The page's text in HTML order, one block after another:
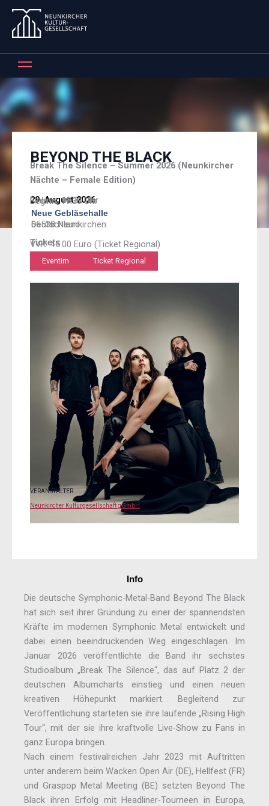
Zum
Inhalt
springen
BEYOND THE BLACK
Break The Silence – Summer 2026 (Neunkircher
Nächte – Female Edition)
Neue Gebläsehalle
66538 Neunkirchen
Deutschland
29. August 2026
Beginn: 19:30 Uhr
Einlass: 18:30 Uhr
Tickets
VVK: 45.00 Euro (Ticket Regional)
Eventim Ticket Regional
VERANSTALTER
Neunkircher Kulturgesellschaft gGmbH
Info
Die deutsche Symphonic-Metal-Band Beyond The Black
hat sich seit ihrer Gründung zu einer der spannendsten
Kräfte im modernen Symphonic Metal entwickelt und
dabei einen beeindruckenden Weg eingeschlagen. Im
Januar 2026 veröffentlichte die Band ihr sechstes
Studioalbum „Break The Silence“, das auf Platz 2 der
deutschen Albumcharts einstieg und einen neuen
kreativen Höhepunkt markiert. Begleitend zur
Veröffentlichung starteten sie ihre laufende „Rising High
Tour“, mit der sie ihre kraftvolle Live-Show zu Fans in
ganz Europa bringen.
Nach einem festivalreichen Jahr 2023 mit Auftritten
unter anderem beim Wacken Open Air (DE), Hellfest (FR)
und Graspop Metal Meeting (BE) setzten Beyond The
Black ihren Erfolg mit Headliner-Tourneen in Europa,